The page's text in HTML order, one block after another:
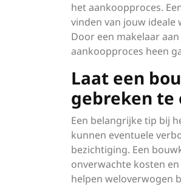
het aankoopproces.
vinden van jouw ideale
Door een makelaar
aankoopproces heen
Laat een
gebreken te
Een belangrijke tip bij
kunnen eventuele
bezichtiging. Een
onverwachte kosten
helpen weloverwogen